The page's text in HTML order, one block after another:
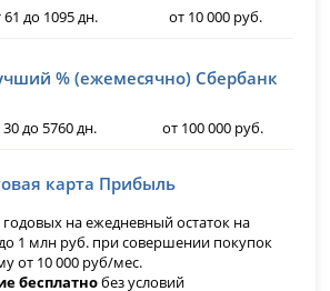
61 до 1095 дн. от 10 000 руб.
% (ежемесячно) Сбербанк
30 до 5760 дн. от 100 000 руб.
карта Прибыль
годовых на ежедневный остаток на
1 млн руб. при совершении покупок
от 10 000 руб/мес.
бесплатнобез условий